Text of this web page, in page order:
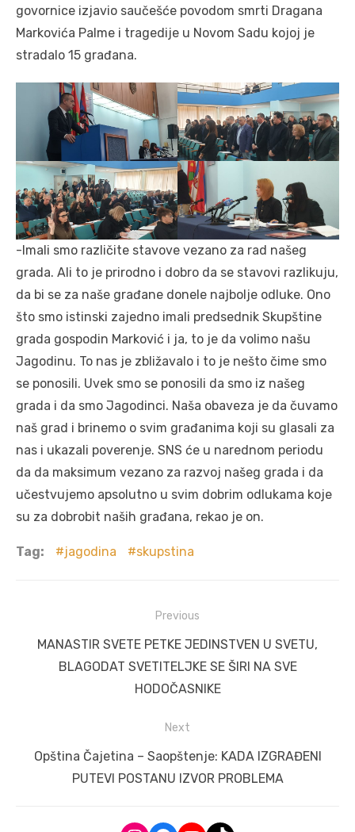
govornice izjavio saučešće povodom smrti Dragana
Markovića Palme i tragedije u Novom Sadu kojoj je
stradalo 15 građana.
-Imali smo različite stavove vezano za rad našeg
grada. Ali to je prirodno i dobro da se stavovi razlikuju,
da bi se za naše građane donele najbolje odluke. Ono
što smo istinski zajedno imali predsednik Skupštine
grada gospodin Marković i ja, to je da volimo našu
Jagodinu. To nas je zbližavalo i to je nešto čime smo
se ponosili. Uvek smo se ponosili da smo iz našeg
grada i da smo Jagodinci. Naša obaveza je da čuvamo
naš grad i brinemo o svim građanima koji su glasali za
nas i ukazali poverenje. SNS će u narednom periodu
da da maksimum vezano za razvoj našeg grada i da
učestvujemo apsolutno u svim dobrim odlukama koje
su za dobrobit naših građana, rekao je on.
Tag: jagodina skupstina
navigation
Previous
Previous
MANASTIR SVETE PETKE JEDINSTVEN U SVETU,
BLAGODAT SVETITELJKE SE ŠIRI NA SVE
HODOČASNIKE
Next
Next
Opština Čajetina – Saopštenje: KADA IZGRAĐENI
PUTEVI POSTANU IZVOR PROBLEMA